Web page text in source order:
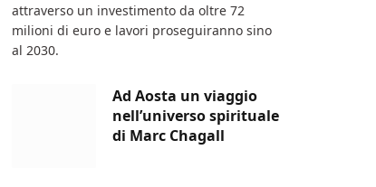
attraverso un investimento da oltre 72
milioni di euro e lavori proseguiranno sino
al 2030.
Ad Aosta un viaggio
nell’universo spirituale
di Marc Chagall